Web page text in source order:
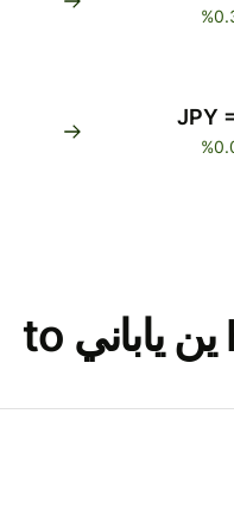
How to convert ين ياباني to